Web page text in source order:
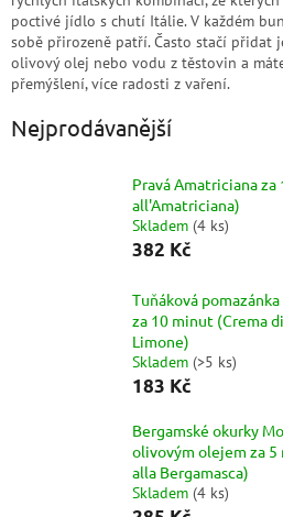
e
l
poctivé jídlo s chutí Itálie. V každém
sobě přirozeně patří. Často stačí přidat
olivový olej nebo vodu z těstovin a
přemýšlení, více radosti z vaření.
Nejprodávanější
Pravá Amatriciana
all'Amatriciana)
Skladem (4 ks)
382 Kč
Tuňáková
za 10 minut (Crema
Limone)
Skladem (>5 ks)
183 Kč
Bergamské okurky
olivovým olejem za
alla Bergamasca)
Skladem (4 ks)